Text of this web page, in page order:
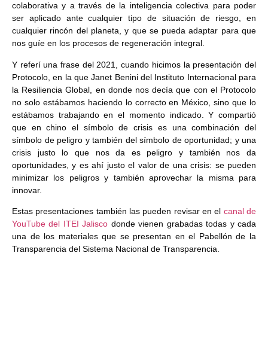
colaborativa y a través de la inteligencia colectiva para poder
ser aplicado ante cualquier tipo de situación de riesgo, en
cualquier rincón del planeta, y que se pueda adaptar para que
nos guíe en los procesos de regeneración integral.
Y referí una frase del 2021, cuando hicimos la presentación del
Protocolo, en la que Janet Benini del Instituto Internacional para
la Resiliencia Global, en donde nos decía que con el Protocolo
no solo estábamos haciendo lo correcto en México, sino que lo
estábamos trabajando en el momento indicado. Y compartió
que en chino el símbolo de crisis es una combinación del
símbolo de peligro y también del símbolo de oportunidad; y una
crisis justo lo que nos da es peligro y también nos da
oportunidades, y es ahí justo el valor de una crisis: se pueden
minimizar los peligros y también aprovechar la misma para
innovar.
Estas presentaciones también las pueden revisar en el canal de
YouTube del ITEI Jalisco donde vienen grabadas todas y cada
una de los materiales que se presentan en el Pabellón de la
Transparencia del Sistema Nacional de Transparencia.